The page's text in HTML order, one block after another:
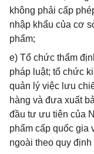
không phải cấp
nhập khẩu của cơ
phẩm;
e) Tổ chức thẩm
pháp luật; tổ chức
quản lý việc lưu
hàng và đưa xuất
đầu tư ưu tiên của
phẩm cấp quốc gia
ngoài theo quy